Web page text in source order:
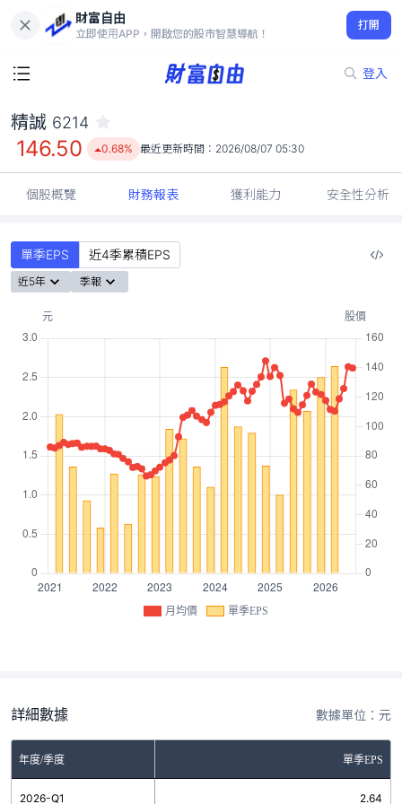
財富自由
立即使用APP，開啟您的股市智慧導航！
打開
登入
146.50
0.68%
精誠 6214
146.50 0.68% 最近更新時間： 2026/08/07 05:30
個股概覽 財務報表 獲利能力 安全性分析
單季EPS 近4季累積EPS
近5年 季報
月均價 單季EPS
詳細數據 數據單位：元
年度/季度 單季EPS
2026-Q1 2.64